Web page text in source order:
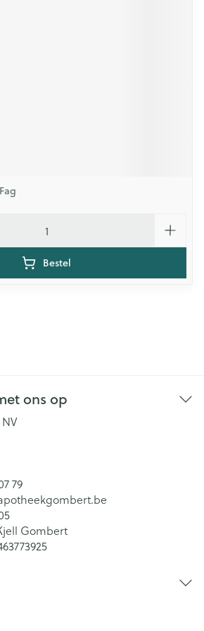
Bestel
ons op
79
Gombert